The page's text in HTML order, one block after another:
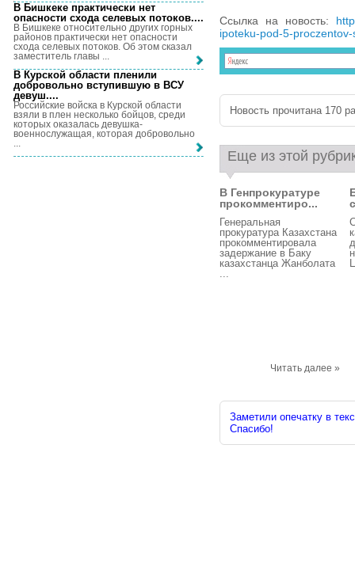
Ссылка на новость:
ipoteku-pod-5-
Новость прочитана 170
Еще из этой
В Генпрокуратуре
прокомментиро...
Генеральная
прокуратура Казахстана
прокомментировала
задержание в Баку
казахстанца Жанболата
...
Читать далее »
Заметили опечатку в
Спасибо!
В Бишкеке практически нет
опасности схода селевых потоков....
В Бишкеке относительно других горных
районов практически нет опасности
схода селевых потоков. Об этом сказал
заместитель главы ...
В Курской области пленили
добровольно вступившую в ВСУ
девуш....
Российские войска в Курской области
взяли в плен несколько бойцов, среди
которых оказалась девушка-
военнослужащая, которая добровольно
...